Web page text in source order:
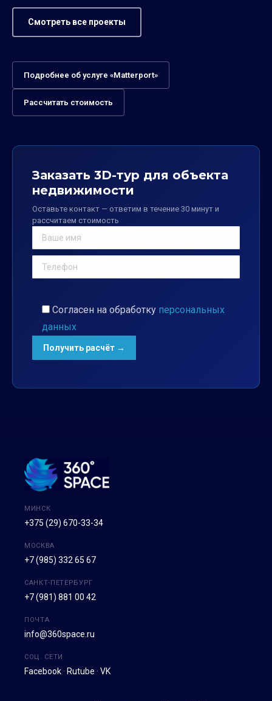
Смотреть все проекты
Подробнее об услуге «Matterport»
Рассчитать стоимость
Заказать 3D-тур для объекта
недвижимости
Оставьте контакт — ответим в течение 30 минут и
рассчитаем стоимость
Согласен на обработку персональных
данных
МИНСК
+375 (29) 670-33-34
МОСКВА
+7 (985) 332 65 67
САНКТ-ПЕТЕРБУРГ
+7 (981) 881 00 42
ПОЧТА
info@360space.ru
СОЦ. СЕТИ
Facebook · Rutube · VK